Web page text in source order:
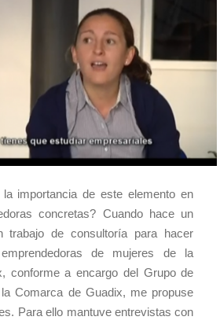
importancia de este elemento en
concretas? Cuando hace un
trabajo de consultoría para hacer
de mujeres de la
conforme a encargo del Grupo de
Comarca de Guadix, me propuse
Para ello mantuve entrevistas con